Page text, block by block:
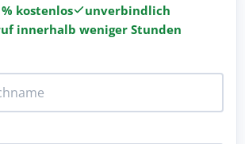
kostenlos
unverbindlich
innerhalb weniger Stunden